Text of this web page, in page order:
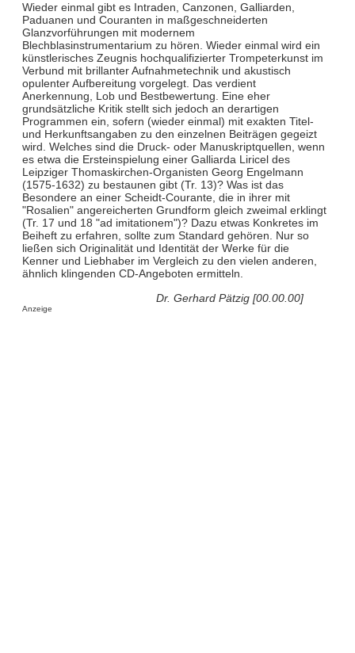
Wieder einmal gibt es Intraden, Canzonen, Galliarden,
Paduanen und Couranten in maßgeschneiderten
Glanzvorführungen mit modernem
Blechblasinstrumentarium zu hören. Wieder einmal wird ein
künstlerisches Zeugnis hochqualifizierter Trompeterkunst im
Verbund mit brillanter Aufnahmetechnik und akustisch
opulenter Aufbereitung vorgelegt. Das verdient
Anerkennung, Lob und Bestbewertung. Eine eher
grundsätzliche Kritik stellt sich jedoch an derartigen
Programmen ein, sofern (wieder einmal) mit exakten Titel-
und Herkunftsangaben zu den einzelnen Beiträgen gegeizt
wird. Welches sind die Druck- oder Manuskriptquellen, wenn
es etwa die Ersteinspielung einer Galliarda Liricel des
Leipziger Thomaskirchen-Organisten Georg Engelmann
(1575-1632) zu bestaunen gibt (Tr. 13)? Was ist das
Besondere an einer Scheidt-Courante, die in ihrer mit
"Rosalien" angereicherten Grundform gleich zweimal erklingt
(Tr. 17 und 18 "ad imitationem")? Dazu etwas Konkretes im
Beiheft zu erfahren, sollte zum Standard gehören. Nur so
ließen sich Originalität und Identität der Werke für die
Kenner und Liebhaber im Vergleich zu den vielen anderen,
ähnlich klingenden CD-Angeboten ermitteln.
Dr. Gerhard Pätzig [00.00.00]
Anzeige